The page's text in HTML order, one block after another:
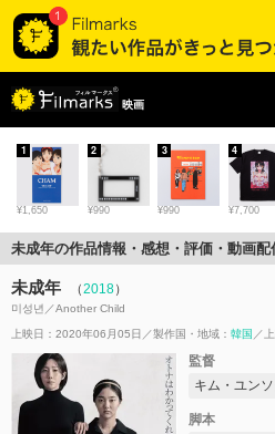
映画
¥1,650
1
¥990
2
¥990
3
¥7,700
4
未成年の作品情報・感想・評価・動画配
未成年 （2018）
미성년／Another Child
上映日：2020年06月05日 製作国・地域： 韓国
監督
キム・ユンソ
脚本